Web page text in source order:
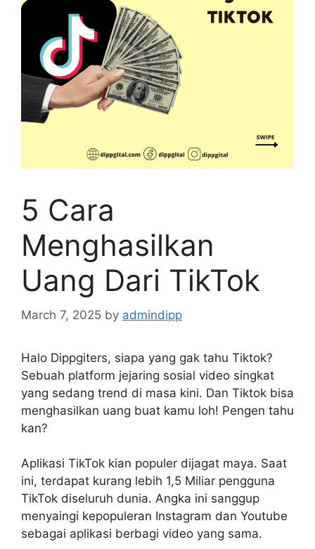
5 Cara
Menghasilkan
Uang Dari TikTok
March 7, 2025 by admindipp
Halo Dippgiters, siapa yang gak tahu Tiktok?
Sebuah platform jejaring sosial video singkat
yang sedang trend di masa kini. Dan Tiktok bisa
menghasilkan uang buat kamu loh! Pengen tahu
kan?
Aplikasi TikTok kian populer dijagat maya. Saat
ini, terdapat kurang lebih 1,5 Miliar pengguna
TikTok diseluruh dunia. Angka ini sanggup
menyaingi kepopuleran Instagram dan Youtube
sebagai aplikasi berbagi video yang sama.